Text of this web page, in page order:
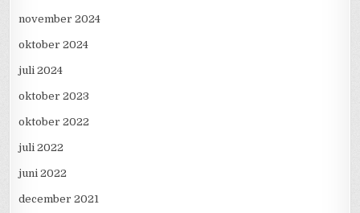
november 2024
oktober 2024
juli 2024
oktober 2023
oktober 2022
juli 2022
juni 2022
december 2021